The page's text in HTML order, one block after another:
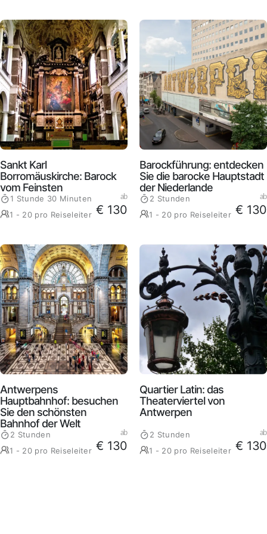
Sankt Karl
Borromäuskirche: Barock
vom Feinsten
1 Stunde 30 Minuten
1 - 20 pro Reiseleiter
ab
€ 130
Barockführung: entdecken
Sie die barocke Hauptstadt
der Niederlande
2 Stunden
1 - 20 pro Reiseleiter
ab
€ 130
Antwerpens
Hauptbahnhof: besuchen
Sie den schönsten
Bahnhof der Welt
2 Stunden
1 - 20 pro Reiseleiter
ab
€ 130
Quartier Latin: das
Theaterviertel von
Antwerpen
2 Stunden
1 - 20 pro Reiseleiter
ab
€ 130